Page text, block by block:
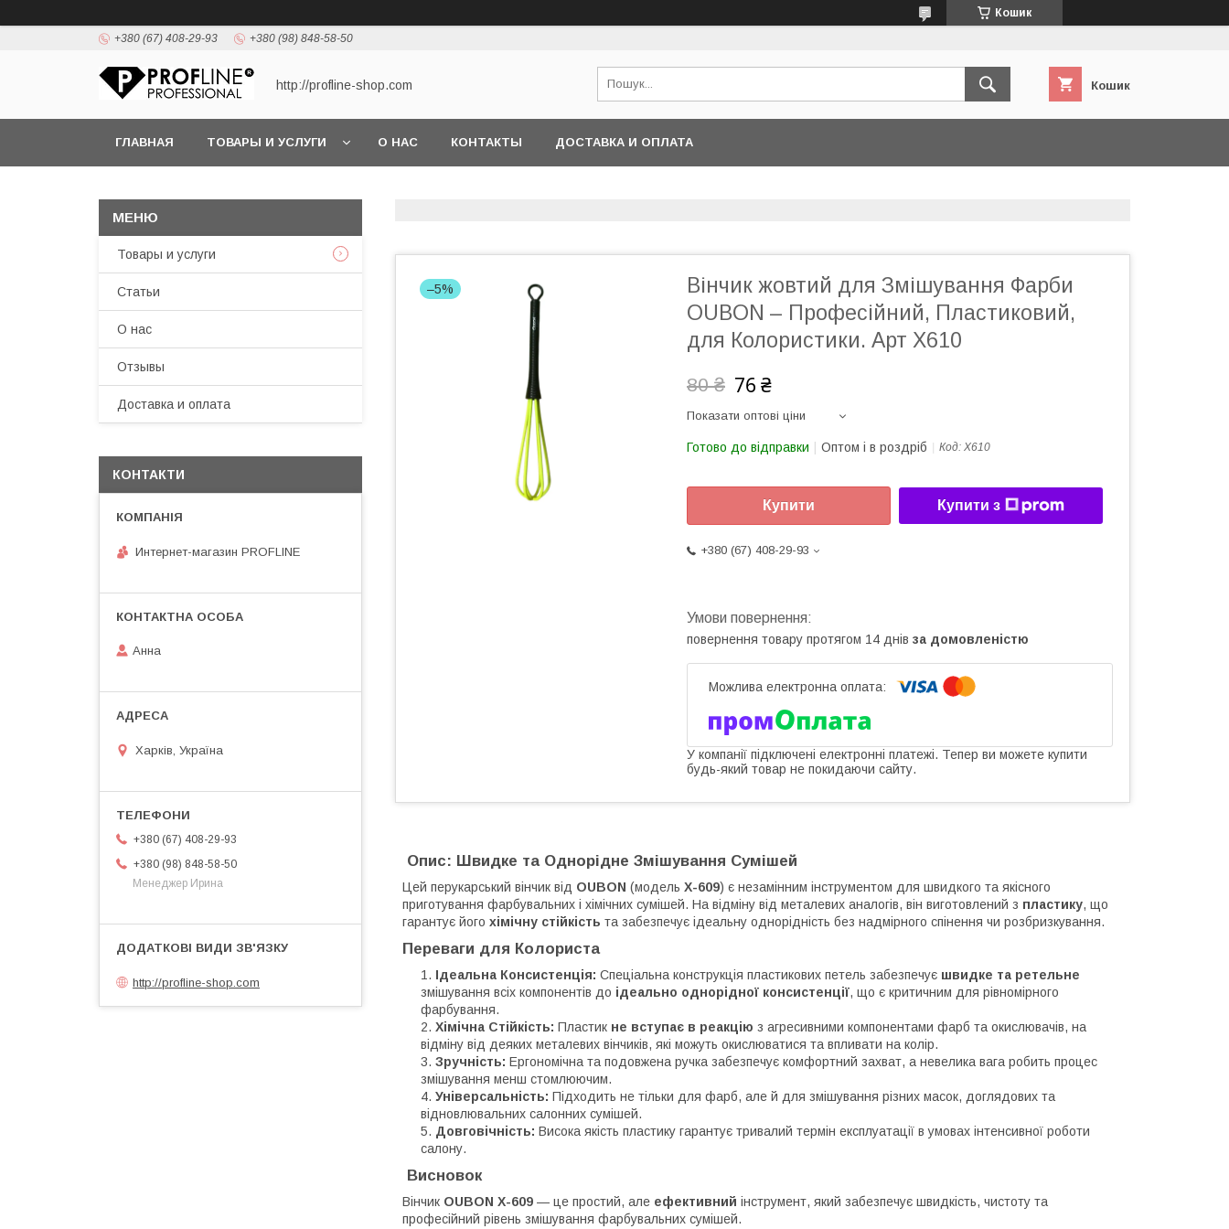
Кошик
+380 (67) 408-29-93 +380 (98) 848-58-50
http://profline-shop.com Кошик
ГЛАВНАЯ ТОВАРЫ И УСЛУГИ О НАС КОНТАКТЫ ДОСТАВКА И ОПЛАТА
–5%
Вінчик жовтий для Змішування Фарби
OUBON – Професійний, Пластиковий,
для Колористики. Арт Х610
80 ₴ 76 ₴
Показати оптові ціни
Готово до відправки Оптом і в роздріб Код: Х610
Купити Купити з
+380 (67) 408-29-93
повернення товару протягом 14 днів за домовленістю
У компанії підключені електронні платежі. Тепер ви можете купити
будь-який товар не покидаючи сайту.
Опис: Швидке та Однорідне Змішування Сумішей
​Цей перукарський вінчик від OUBON (модель X-609) є незамінним інструментом для швидкого та якісного
приготування фарбувальних і хімічних сумішей. На відміну від металевих аналогів, він виготовлений з пластику, що
гарантує його хімічну стійкість та забезпечує ідеальну однорідність без надмірного спінення чи розбризкування.
Переваги для Колориста
Ідеальна Консистенція: Спеціальна конструкція пластикових петель забезпечує швидке та ретельне
змішування всіх компонентів до ідеально однорідної консистенції, що є критичним для рівномірного
фарбування.
Хімічна Стійкість: Пластик не вступає в реакцію з агресивними компонентами фарб та окислювачів, на
відміну від деяких металевих вінчиків, які можуть окислюватися та впливати на колір.
Зручність: Ергономічна та подовжена ручка забезпечує комфортний захват, а невелика вага робить процес
змішування менш стомлюючим.
Універсальність: Підходить не тільки для фарб, але й для змішування різних масок, доглядових та
відновлювальних салонних сумішей.
Довговічність: Висока якість пластику гарантує тривалий термін експлуатації в умовах інтенсивної роботи
салону.
Висновок
​Вінчик OUBON X-609 — це простий, але ефективний інструмент, який забезпечує швидкість, чистоту та
професійний рівень змішування фарбувальних сумішей.
Товары и услуги
Статьи
О нас
Отзывы
Доставка и оплата
КОНТАКТИ
Интернет-магазин PROFLINE
Анна
Харків, Україна
+380 (67) 408-29-93
+380 (98) 848-58-50
Менеджер Ирина
http://profline-shop.com